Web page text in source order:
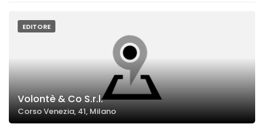
EDITORE
Volontè & Co S.r.l.
Corso Venezia, 41, Milano